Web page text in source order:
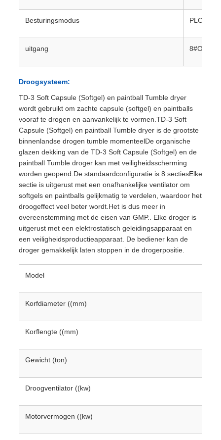
Besturingsmodus
uitgang
Droogsysteem:
TD-3 Soft Capsule (Softgel) en paintball Tumble dryer
wordt gebruikt om zachte capsule (softgel) en paintballs
vooraf te drogen en aanvankelijk te vormen.TD-3 Soft
Capsule (Softgel) en paintball Tumble dryer is de grootste
binnenlandse drogen tumble momenteelDe organische
glazen dekking van de TD-3 Soft Capsule (Softgel) en de
paintball Tumble droger kan met veiligheidsscherming
worden geopend.De standaardconfiguratie is 8 sectiesElke
sectie is uitgerust met een onafhankelijke ventilator om
softgels en paintballs gelijkmatig te verdelen, waardoor het
droogeffect veel beter wordt.Het is dus meer in
overeenstemming met de eisen van GMP.. Elke droger is
uitgerust met een elektrostatisch geleidingsapparaat en
een veiligheidsproductieapparaat. De bediener kan de
droger gemakkelijk laten stoppen in de drogerpositie.
Model
Korfdiameter ((mm)
Korflengte ((mm)
Gewicht (ton)
Droogventilator ((kw)
Motorvermogen ((kw)